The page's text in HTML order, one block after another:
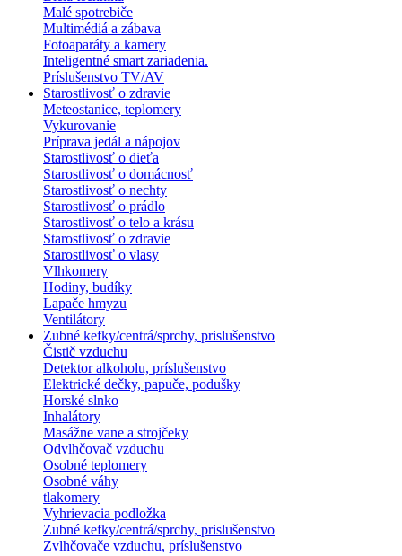
Malé spotrebiče
Multimédiá a zábava
Fotoaparáty a kamery
Inteligentné smart zariadenia.
Príslušenstvo TV/AV
Starostlivosť o zdravie
Meteostanice, teplomery
Vykurovanie
Príprava jedál a nápojov
Starostlivosť o dieťa
Starostlivosť o domácnosť
Starostlivosť o nechty
Starostlivosť o prádlo
Starostlivosť o telo a krásu
Starostlivosť o zdravie
Starostlivosť o vlasy
Vlhkomery
Hodiny, budíky
Lapače hmyzu
Ventilátory
Zubné kefky/centrá/sprchy, prislušenstvo
Čistič vzduchu
Detektor alkoholu, príslušenstvo
Elektrické dečky, papuče, podušky
Horské slnko
Inhalátory
Masážne vane a strojčeky
Odvlhčovač vzduchu
Osobné teplomery
Osobné váhy
tlakomery
Vyhrievacia podložka
Zubné kefky/centrá/sprchy, prislušenstvo
Zvlhčovače vzduchu, príslušenstvo